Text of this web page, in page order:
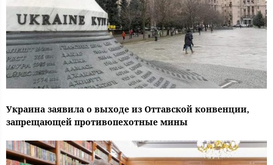
Украина заявила о выходе из Оттавской конвенции,
запрещающей противопехотные мины